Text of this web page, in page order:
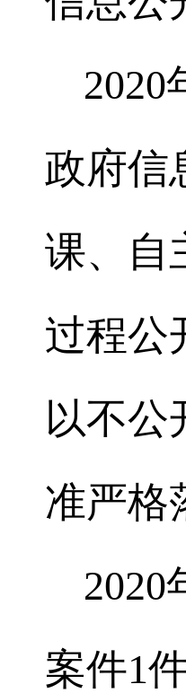
政府信
课、自
过程公
以不公
准严格
案件1